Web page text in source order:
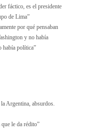
fáctico, es el presidente
de Lima”
por qué pensaban
y no había
había política”
Argentina, absurdos.
le da rédito”